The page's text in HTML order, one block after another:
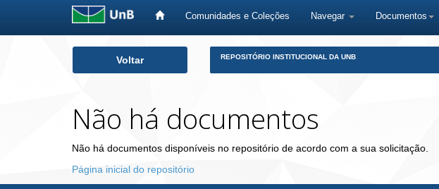
Comunidades e Coleções Navegar Documentos
Voltar REPOSITÓRIO INSTITUCIONAL DA UNB
Não há documentos
Não há documentos disponíveis no repositório de acordo com a sua solicitação.
Página inicial do repositório